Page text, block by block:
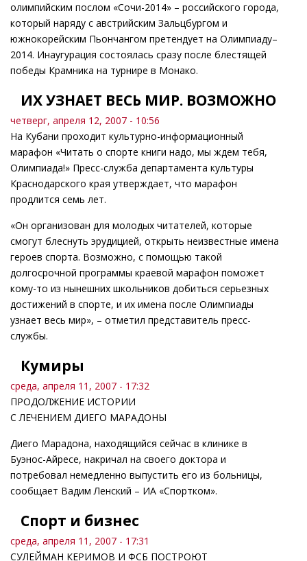
олимпийским послом «Сочи-2014» – российского города,
который наряду с австрийским Зальцбургом и
южнокорейским Пьончангом претендует на Олимпиаду–
2014. Инаугурация состоялась сразу после блестящей
победы Крамника на турнире в Монако.
ИХ УЗНАЕТ ВЕСЬ МИР. ВОЗМОЖНО
четверг, апреля 12, 2007 - 10:56
На Кубани проходит культурно-информационный
марафон «Читать о спорте книги надо, мы ждем тебя,
Олимпиада!» Пресс-служба департамента культуры
Краснодарского края утверждает, что марафон
продлится семь лет.
«Он организован для молодых читателей, которые
смогут блеснуть эрудицией, открыть неизвестные имена
героев спорта. Возможно, с помощью такой
долгосрочной программы краевой марафон поможет
кому-то из нынешних школьников добиться серьезных
достижений в спорте, и их имена после Олимпиады
узнает весь мир», – отметил представитель пресс-
службы.
Кумиры
среда, апреля 11, 2007 - 17:32
ПРОДОЛЖЕНИЕ ИСТОРИИ
С ЛЕЧЕНИЕМ ДИЕГО МАРАДОНЫ
Диего Марадона, находящийся сейчас в клинике в
Буэнос-Айресе, накричал на своего доктора и
потребовал немедленно выпустить его из больницы,
сообщает Вадим Ленский – ИА «Спортком».
Спорт и бизнес
среда, апреля 11, 2007 - 17:31
СУЛЕЙМАН КЕРИМОВ И ФСБ ПОСТРОЮТ